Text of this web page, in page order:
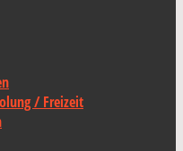
/ Freizeit